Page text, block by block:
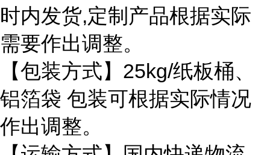
时内发货,定制产品根据实际
需要作出调整。
【包装方式】25kg/纸板桶、
铝箔袋 包装可根据实际情况
作出调整。